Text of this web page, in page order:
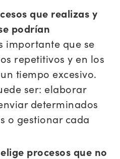
que realizas y
podrían
importante que se
repetitivos y en los
tiempo excesivo.
ser: elaborar
determinados
o gestionar cada
procesos que no